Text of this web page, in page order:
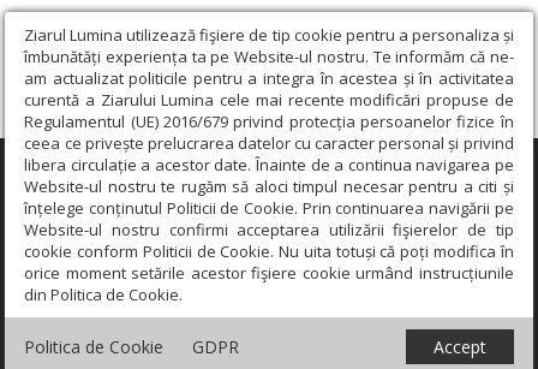
Ziarul Lumina utilizează fişiere de tip cookie pentru a personaliza și
îmbunătăți experiența ta pe Website-ul nostru. Te informăm că ne-
am actualizat politicile pentru a integra în acestea și în activitatea
curentă a Ziarului Lumina cele mai recente modificări propuse de
Regulamentul (UE) 2016/679 privind protecția persoanelor fizice în
ceea ce privește prelucrarea datelor cu caracter personal și privind
libera circulație a acestor date. Înainte de a continua navigarea pe
Website-ul nostru te rugăm să aloci timpul necesar pentru a citi și
înțelege conținutul Politicii de Cookie. Prin continuarea navigării pe
Website-ul nostru confirmi acceptarea utilizării fişierelor de tip
cookie conform Politicii de Cookie. Nu uita totuși că poți modifica în
orice moment setările acestor fişiere cookie urmând instrucțiunile
din Politica de Cookie.
Politica de Cookie GDPR Accept
×